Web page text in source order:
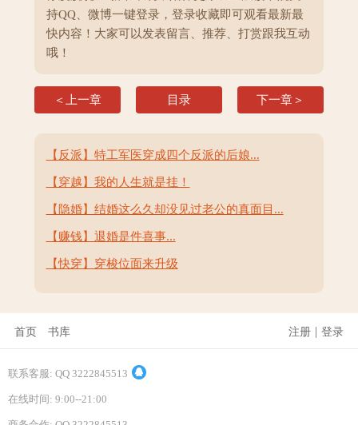
持QQ、微博一键登录，登录收藏即可观看最新最
快内容！大家可以发表留言、推荐、打赏跟我互动
哦！
＜上一章 目录 下一章＞
【反派】特工军医穿成四个反派的后娘...
【穿越】我的人生就是挂！
【隐婚】结婚这么久却没见过老公的真面目...
【赚钱】退婚是件喜事...
【快穿】穿梭位面来升级
首页 书库 注册 | 登录
联系客服: QQ 3222845513
在线时间: 9:00--21:00